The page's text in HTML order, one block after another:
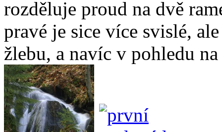
rozděluje proud na dvě
pravé je sice více svislé,
žlebu, a navíc v pohledu